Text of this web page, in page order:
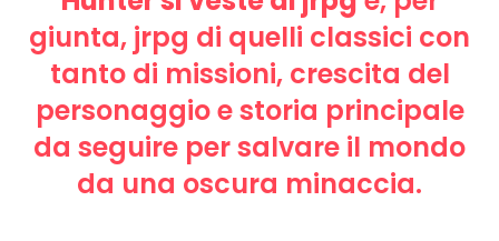
giunta, jrpg di quelli classici con
tanto di missioni, crescita del
personaggio e storia principale
da seguire per salvare il mondo
da una oscura minaccia.